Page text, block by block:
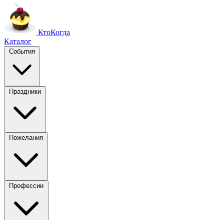
КтоКогда
Каталог
События
Праздники
Пожелания
Профессии